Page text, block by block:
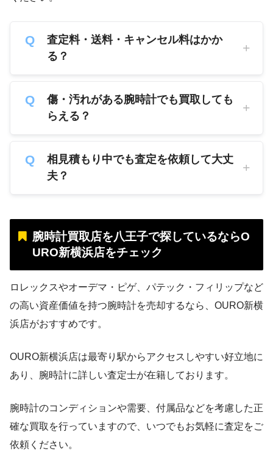
査定料・送料・キャンセル料はかか
る？
傷・汚れがある腕時計でも買取しても
らえる？
相見積もり中でも査定を依頼して大丈
夫？
腕時計買取店を八王子で探しているならO
URO新横浜店をチェック
ロレックスやオーデマ・ピゲ、パテック・フィリップなど
の高い資産価値を持つ腕時計を売却するなら、OURO新横
浜店がおすすめです。
OURO新横浜店は最寄り駅からアクセスしやすい好立地に
あり、腕時計に詳しい査定士が在籍しております。
腕時計のコンディションや需要、付属品などを考慮した正
確な買取を行っていますので、いつでもお気軽に査定をご
依頼ください。